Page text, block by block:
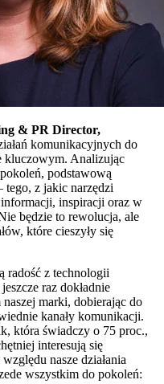
& PR Director,
komunikacyjnych do
kluczowym. Analizując
podstawową
tego, z jakic narzędzi
inspiracji oraz w
będzie to rewolucja, ale
które cieszyły się
radość z technologii
raz dokładnie
marki, dobierając do
kanały komunikacji.
która świadczy o 75 proc.,
interesują się
nasze działania
wszystkim do pokoleń: